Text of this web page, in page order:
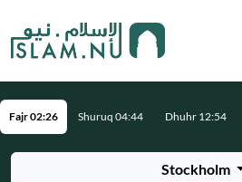
Stockholm
Fajr 02:26 Shuruq 04:44 Dhuhr 12:54